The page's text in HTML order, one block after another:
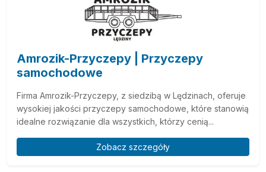
Amrozik-Przyczepy | Przyczepy
samochodowe
Firma Amrozik-Przyczepy, z siedzibą w Lędzinach, oferuje
wysokiej jakości przyczepy samochodowe, które stanowią
idealne rozwiązanie dla wszystkich, którzy cenią...
Zobacz szczegóły